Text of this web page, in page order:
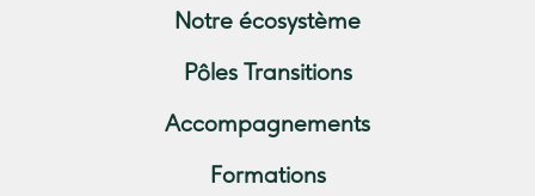
Notre écosystème
Pôles Transitions
Accompagnements
Formations